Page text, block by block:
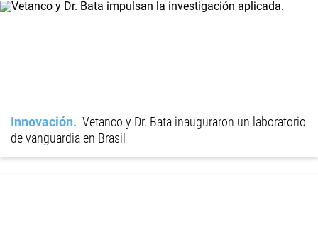
Innovación
Vetanco y Dr. Bata inauguraron un laboratorio
de vanguardia en Brasil